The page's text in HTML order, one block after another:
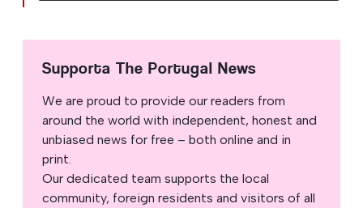
Supporta The Portugal News
We are proud to provide our readers from
around the world with independent, honest and
unbiased news for free – both online and in
print.
Our dedicated team supports the local
community, foreign residents and visitors of all